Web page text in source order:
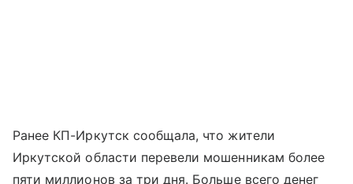
Ранее КП-Иркутск сообщала, что жители
Иркутской области перевели мошенникам более
пяти миллионов за три дня. Больше всего денег